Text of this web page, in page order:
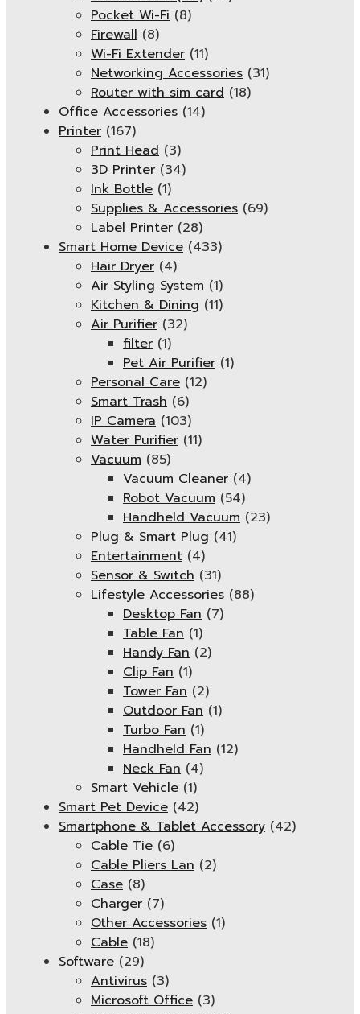
Pocket Wi-Fi (8)
Firewall (8)
Wi-Fi Extender (11)
Networking Accessories (31)
Router with sim card (18)
Office Accessories (14)
Printer (167)
Print Head (3)
3D Printer (34)
Ink Bottle (1)
Supplies & Accessories (69)
Label Printer (28)
Smart Home Device (433)
Hair Dryer (4)
Air Styling System (1)
Kitchen & Dining (11)
Air Purifier (32)
filter (1)
Pet Air Purifier (1)
Personal Care (12)
Smart Trash (6)
IP Camera (103)
Water Purifier (11)
Vacuum (85)
Vacuum Cleaner (4)
Robot Vacuum (54)
Handheld Vacuum (23)
Plug & Smart Plug (41)
Entertainment (4)
Sensor & Switch (31)
Lifestyle Accessories (88)
Desktop Fan (7)
Table Fan (1)
Handy Fan (2)
Clip Fan (1)
Tower Fan (2)
Outdoor Fan (1)
Turbo Fan (1)
Handheld Fan (12)
Neck Fan (4)
Smart Vehicle (1)
Smart Pet Device (42)
Smartphone & Tablet Accessory (42)
Cable Tie (6)
Cable Pliers Lan (2)
Case (8)
Charger (7)
Other Accessories (1)
Cable (18)
Software (29)
Antivirus (3)
Microsoft Office (3)